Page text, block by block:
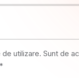
utilizare. Sunt de